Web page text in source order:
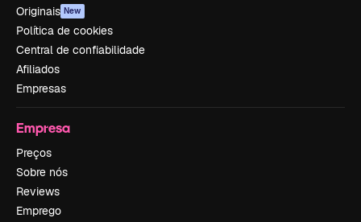
Originais New
Política de cookies
Central de confiabilidade
Afiliados
Empresas
Empresa
Preços
Sobre nós
Reviews
Emprego